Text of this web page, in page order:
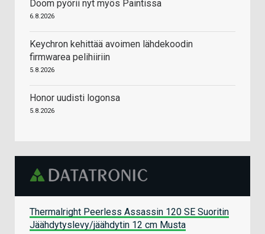
Doom pyörii nyt myös Paintissa
6.8.2026
Keychron kehittää avoimen lähdekoodin
firmwarea pelihiiriin
5.8.2026
Honor uudisti logonsa
5.8.2026
Thermalright Peerless Assassin 120 SE Suoritin
Jäähdytyslevy/jäähdytin 12 cm Musta